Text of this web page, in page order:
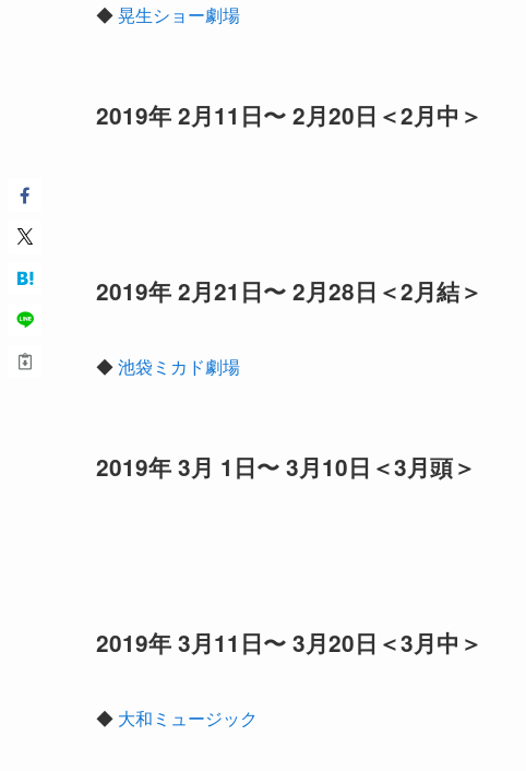
◆晃生ショー劇場
2019年 2月11日〜 2月20日＜2月中＞
2019年 2月21日〜 2月28日＜2月結＞
◆池袋ミカド劇場
2019年 3月 1日〜 3月10日＜3月頭＞
2019年 3月11日〜 3月20日＜3月中＞
◆ 大和ミュージック